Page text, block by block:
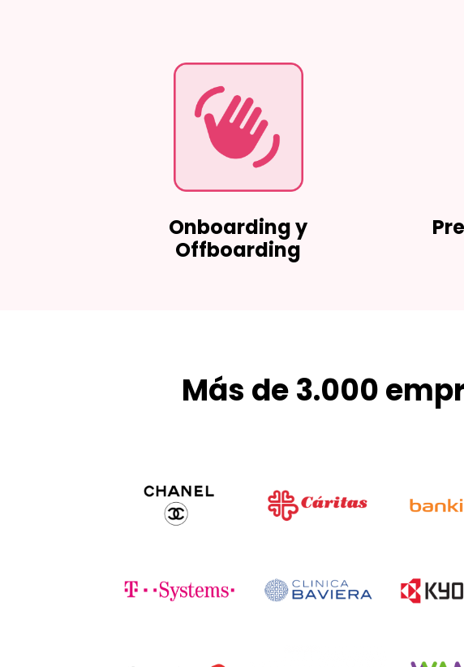
Onboarding y
Offboarding
Más de 3.000